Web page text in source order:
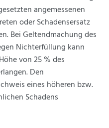
angemessenen
oder Schadensersatz
Bei Geltendmachung des
Nichterfüllung kann
von 25 % des
Den
eines höheren bzw.
Schadens